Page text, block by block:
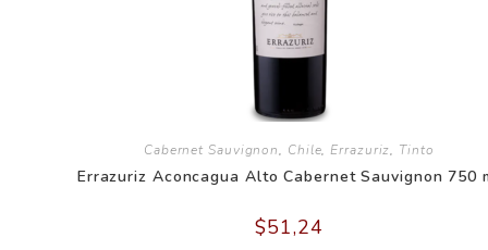
Cabernet Sauvignon, Chile,Errazuriz, Tinto
Errazuriz Aconcagua Alto Cabernet Sauvignon 750
$51,24